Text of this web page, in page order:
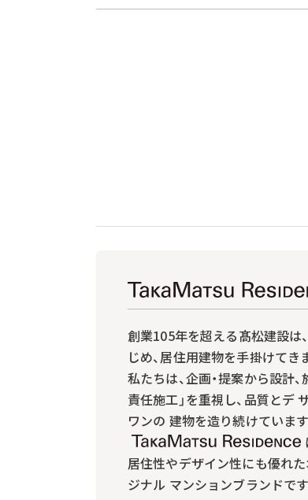
創業105年を超える髙松建設は
じめ、居住用建物を手掛けてき
私たちは、企画・提案から設計
責任施工」を重視し、品質とデ
ワンの 建物を造り続けています
居住性やデザイン性にも優れ
ジナル マンションブランドです